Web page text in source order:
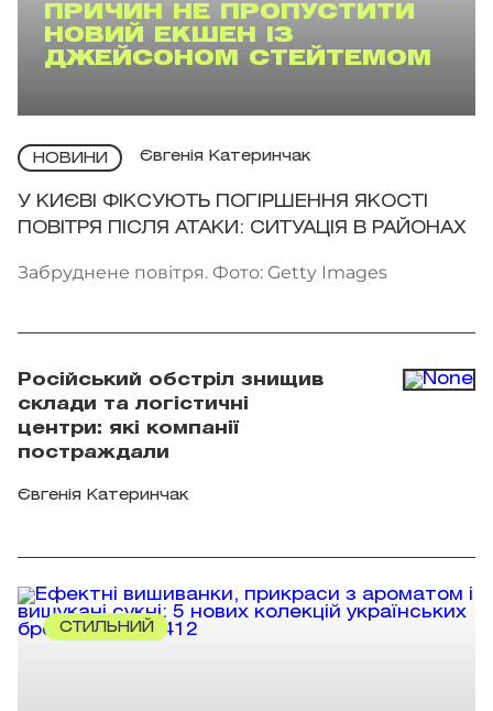
ПРИЧИН НЕ ПРОПУСТИТИ
НОВИЙ ЕКШЕН ІЗ
ДЖЕЙСОНОМ СТЕЙТЕМОМ
НОВИНИ Євгенія Катеринчак
У КИЄВІ ФІКСУЮТЬ ПОГІРШЕННЯ ЯКОСТІ
ПОВІТРЯ ПІСЛЯ АТАКИ: СИТУАЦІЯ В РАЙОНАХ
Забруднене повітря. Фото: Getty Images
Російський обстріл знищив
склади та логістичні
центри: які компанії
постраждали
Євгенія Катеринчак
СТИЛЬНИЙ